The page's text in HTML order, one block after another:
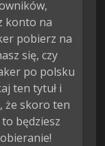
konto na
pobierz na
się, czy
po polsku
ten tytuł i
że skoro ten
będziesz